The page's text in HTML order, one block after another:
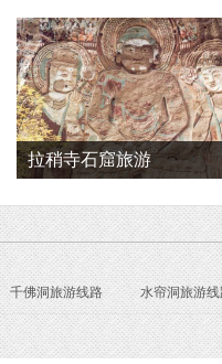
拉稍寺石窟旅游
千佛洞旅游线路 水帘洞旅游